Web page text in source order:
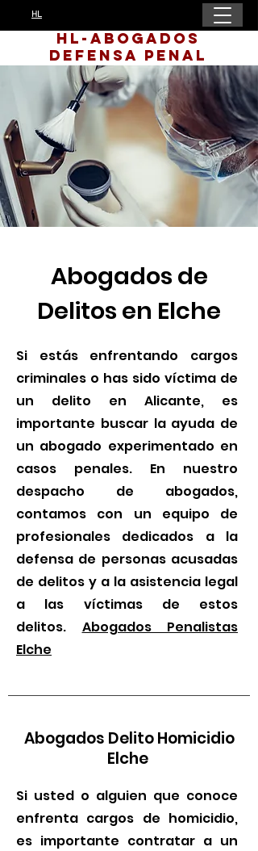
HL
HL-Abogados
Defensa Penal
Abogados de
Delitos en Elche
Si estás enfrentando cargos
criminales o has sido víctima de
un delito en Alicante, es
importante buscar la ayuda de
un abogado experimentado en
casos penales. En nuestro
despacho de abogados,
contamos con un equipo de
profesionales dedicados a la
defensa de personas acusadas
de delitos y a la asistencia legal
a las víctimas de estos
delitos. Abogados Penalistas
Elche
Abogados Delito Homicidio
Elche
Si usted o alguien que conoce
enfrenta cargos de homicidio,
es importante contratar a un